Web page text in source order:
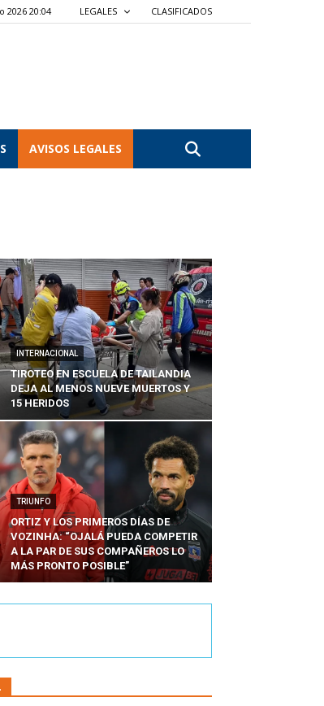
2026 20:04 LEGALES CLASIFICADOS
AVISOS LEGALES
INTERNACIONAL
TIROTEO EN ESCUELA DE TAILANDIA
DEJA AL MENOS NUEVE MUERTOS Y
15 HERIDOS
TRIUNFO
ORTIZ Y LOS PRIMEROS DÍAS DE
VOZINHA: “OJALÁ PUEDA COMPETIR
A LA PAR DE SUS COMPAÑEROS LO
MÁS PRONTO POSIBLE”